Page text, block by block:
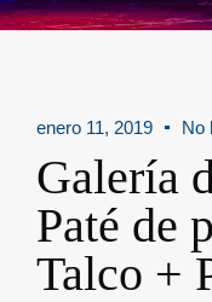
enero 11, 2019 No
Galería
Paté de
Talco +